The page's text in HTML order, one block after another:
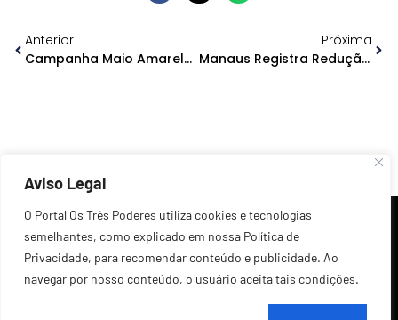
Aviso Legal
O Portal Os Três Poderes utiliza cookies e tecnologias
semelhantes, como explicado em nossa Política de
Privacidade, para recomendar conteúdo e publicidade. Ao
navegar por nosso conteúdo, o usuário aceita tais condições.
Anterior
Campanha Maio Amarelo Tenta Sensibilizar Motoristas Sobre Atropelamento De Animais
Próxima
Manaus Registra Redução Em Mais De 20% Nos Crimes De Latrocínio Em Manaus
©2026 Todos os Direitos Reservados.